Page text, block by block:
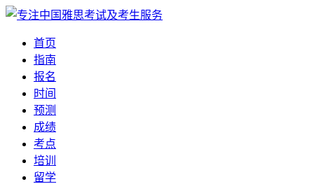
首页
指南
报名
时间
预测
成绩
考点
培训
留学